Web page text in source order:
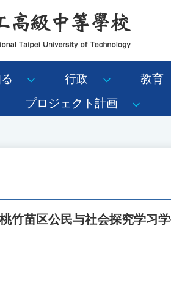
行政 教育
プロジェクト計画
竹苗区公民与社会探究学习